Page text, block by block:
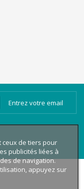
ceux de tiers pour
publicités liées à
de navigation.
appuyez sur